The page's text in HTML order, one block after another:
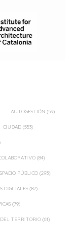
AUTOGESTIÓN (59)
CIUDAD (553)
(84)
PÚBLICO (293)
DIGITALES (87)
(79)
TERRITORIO (61)